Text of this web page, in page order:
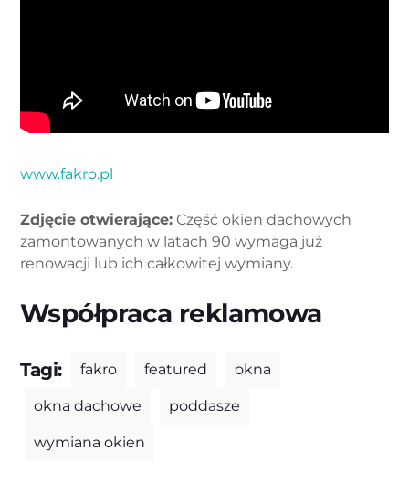
www.fakro.pl
Zdjęcie otwierające: Część okien dachowych
zamontowanych w latach 90 wymaga już
renowacji lub ich całkowitej wymiany.
Współpraca reklamowa
Tagi: fakro featured okna
okna dachowe poddasze
wymiana okien